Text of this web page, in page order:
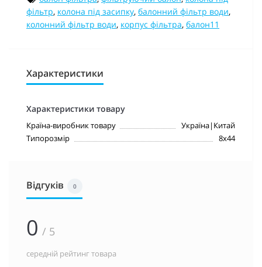
фільтр, колона під засипку, балонний фільтр води,
колонний фільтр води, корпус фільтра, балон11
Характеристики
Характеристики товару
Країна-виробник товару
Україна|Китай
Типорозмір
8х44
Відгуків 0
0 / 5
середній рейтинг товара